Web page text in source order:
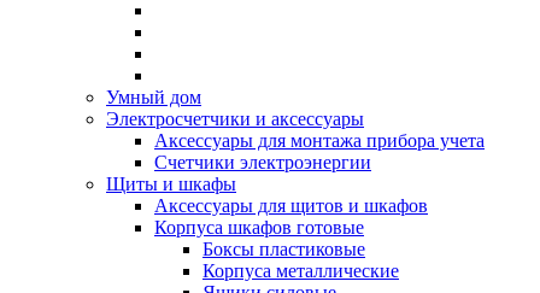
Умный дом
Электросчетчики и аксессуары
Аксессуары для монтажа прибора учета
Счетчики электроэнергии
Щиты и шкафы
Аксессуары для щитов и шкафов
Корпуса шкафов готовые
Боксы пластиковые
Корпуса металлические